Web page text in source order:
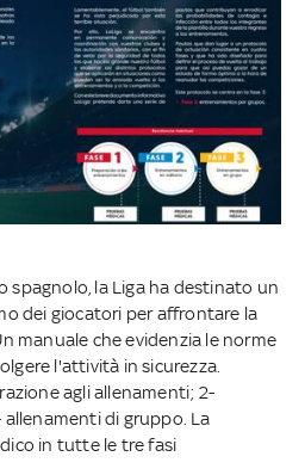
spagnolo, la Liga ha destinato un
dei giocatori per affrontare la
manuale che evidenzia le norme
l'attività in sicurezza.
agli allenamenti; 2-
di gruppo. La
in tutte le tre fasi